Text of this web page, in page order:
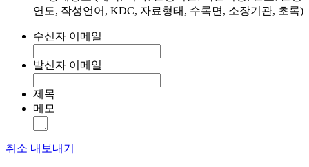
연도, 작성언어, KDC, 자료형태, 수록면, 소장기관, 초록)
수신자 이메일
발신자 이메일
제목
메모
취소 내보내기